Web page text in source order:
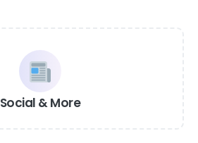
Social & More